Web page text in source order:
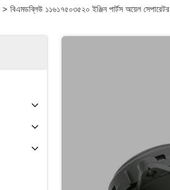
> বিএমডব্লিউ ১১৬১৭৫০৩৫২০ ইঞ্জিন পার্টস অয়েল সেপারেটর